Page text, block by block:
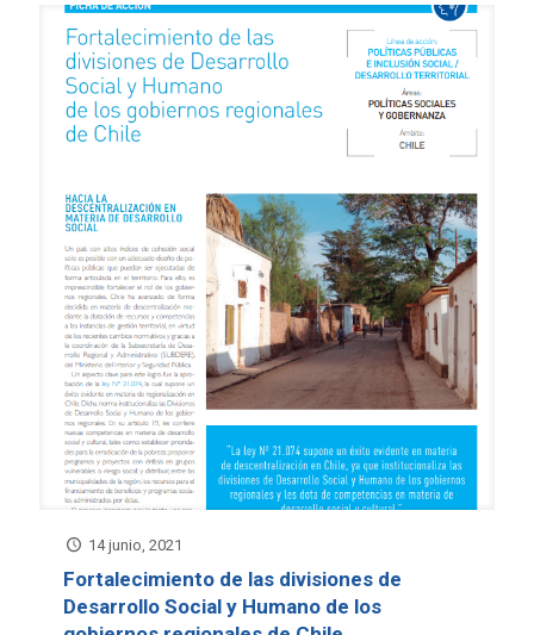
14 junio, 2021
Fortalecimiento de las divisiones de
Desarrollo Social y Humano de los